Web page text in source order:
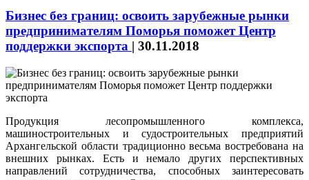
Бизнес без границ: освоить зарубежные рынки
предпринимателям Поморья поможет Центр
поддержки экспорта | 30.11.2018
Продукция лесопромышленного комплекса,
машиностроительных и судостроительных предприятий
Архангельской области традиционно весьма востребована на
внешних рынках. Есть и немало других перспективных
направлений сотрудничества, способных заинтересовать